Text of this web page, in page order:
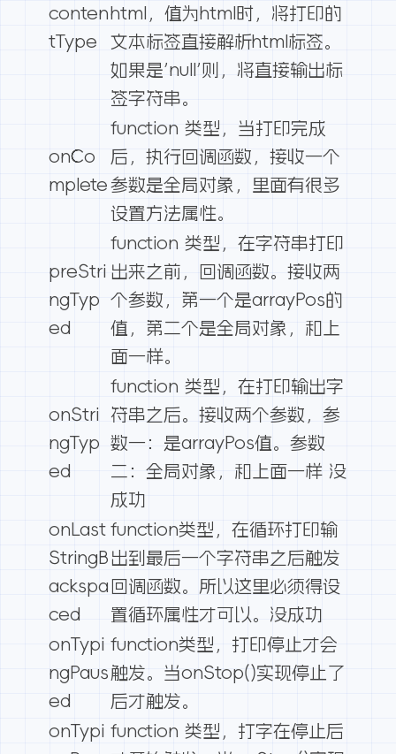
conten
tType
html，值为html时，将打印的
文本标签直接解析html标签。
如果是’null’则，将直接输出标
签字符串。
onCo
mplete
function 类型，当打印完成
后，执行回调函数，接收一个
参数是全局对象，里面有很多
设置方法属性。
preStri
ngTyp
ed
function 类型，在字符串打印
出来之前，回调函数。接收两
个参数，第一个是arrayPos的
值，第二个是全局对象，和上
面一样。
onStri
ngTyp
ed
function 类型，在打印输出字
符串之后。接收两个参数，参
数一：是arrayPos值。参数
二：全局对象，和上面一样 没
成功
onLast
StringB
ackspa
ced
function类型，在循环打印输
出到最后一个字符串之后触发
回调函数。所以这里必须得设
置循环属性才可以。没成功
onTypi
ngPaus
ed
function类型，打印停止才会
触发。当onStop()实现停止了
后才触发。
onTypi function 类型，打字在停止后